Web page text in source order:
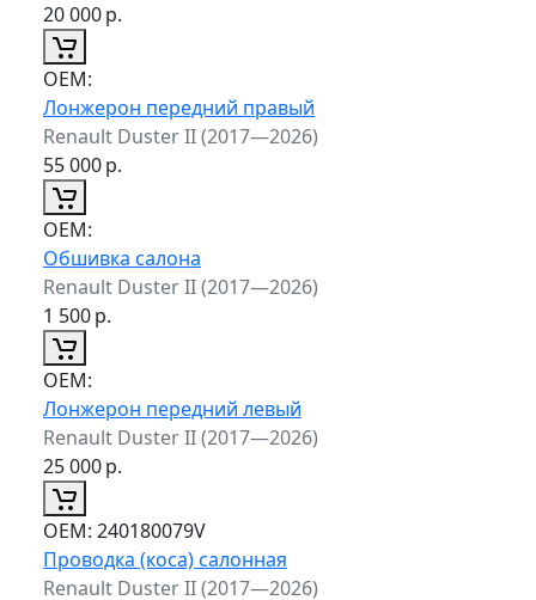
20 000р.
ОЕМ:
Лонжерон передний правый
Renault Duster II (2017—2026)
55 000р.
ОЕМ:
Обшивка салона
Renault Duster II (2017—2026)
1 500р.
ОЕМ:
Лонжерон передний левый
Renault Duster II (2017—2026)
25 000р.
ОЕМ: 240180079V
Проводка (коса) салонная
Renault Duster II (2017—2026)